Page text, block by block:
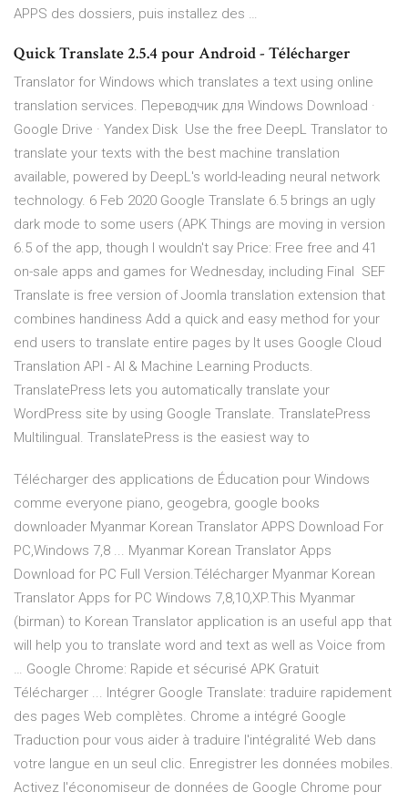
APPS des dossiers, puis installez des …
Quick Translate 2.5.4 pour Android - Télécharger
Translator for Windows which translates a text using online
translation services. Переводчик для Windows Download ·
Google Drive · Yandex Disk Use the free DeepL Translator to
translate your texts with the best machine translation
available, powered by DeepL's world-leading neural network
technology. 6 Feb 2020 Google Translate 6.5 brings an ugly
dark mode to some users (APK Things are moving in version
6.5 of the app, though I wouldn't say Price: Free free and 41
on-sale apps and games for Wednesday, including Final SEF
Translate is free version of Joomla translation extension that
combines handiness Add a quick and easy method for your
end users to translate entire pages by It uses Google Cloud
Translation API - AI & Machine Learning Products.
TranslatePress lets you automatically translate your
WordPress site by using Google Translate. TranslatePress
Multilingual. TranslatePress is the easiest way to
Télécharger des applications de Éducation pour Windows
comme everyone piano, geogebra, google books
downloader Myanmar Korean Translator APPS Download For
PC,Windows 7,8 ... Myanmar Korean Translator Apps
Download for PC Full Version.Télécharger Myanmar Korean
Translator Apps for PC Windows 7,8,10,XP.This Myanmar
(birman) to Korean Translator application is an useful app that
will help you to translate word and text as well as Voice from
… Google Chrome: Rapide et sécurisé APK Gratuit
Télécharger ... Intégrer Google Translate: traduire rapidement
des pages Web complètes. Chrome a intégré Google
Traduction pour vous aider à traduire l'intégralité Web dans
votre langue en un seul clic. Enregistrer les données mobiles.
Activez l'économiseur de données de Google Chrome pour